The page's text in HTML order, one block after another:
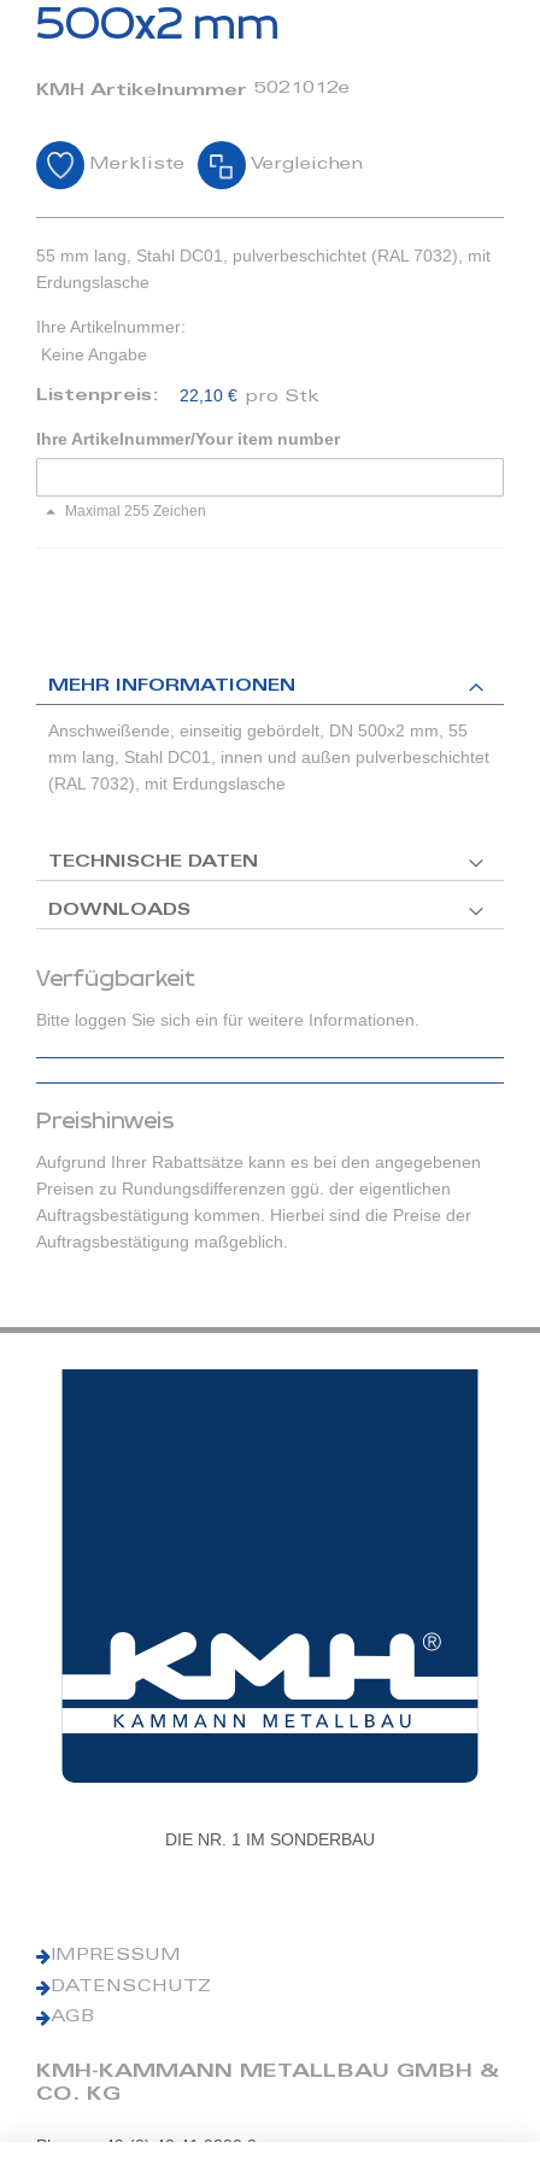
springen
500x2 mm
KMH Artikelnummer 5021012e
Merkliste Vergleichen
55 mm lang, Stahl DC01, pulverbeschichtet (RAL 7032), mit
Erdungslasche
Ihre Artikelnummer:
Keine Angabe
Listenpreis: 22,10 € pro Stk
Ihre Artikelnummer/Your item number
Maximal 255 Zeichen
Verfügbarkeit
Bitte loggen Sie sich ein für weitere Informationen.
Preishinweis
Aufgrund Ihrer Rabattsätze kann es bei den angegebenen
Preisen zu Rundungsdifferenzen ggü. der eigentlichen
Auftragsbestätigung kommen. Hierbei sind die Preise der
Auftragsbestätigung maßgeblich.
MEHR INFORMATIONEN
Anschweißende, einseitig gebördelt, DN 500x2 mm, 55
mm lang, Stahl DC01, innen und außen pulverbeschichtet
(RAL 7032), mit Erdungslasche
TECHNISCHE DATEN
DOWNLOADS
DIE NR. 1 IM SONDERBAU
IMPRESSUM
DATENSCHUTZ
AGB
KMH-KAMMANN METALLBAU GMBH &
CO. KG
Phone: +49 (0) 42 41 9390 0